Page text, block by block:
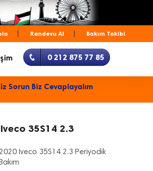
Randevu Al Bakım Takibi
0 212 875 77 85
Sorun Biz Cevaplayalım
35S14 2.3
2020 Iveco 35S14 2.3 Periyodik
Bakım